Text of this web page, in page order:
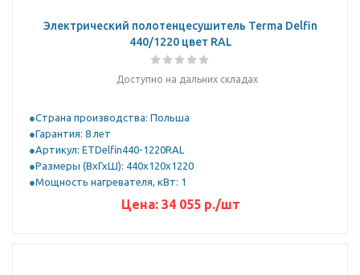
Электрический полотенцесушитель Terma Delfin
440/1220 цвет RAL
Доступно на дальних складах
Страна производства: Польша
Гарантия: 8 лет
Артикул: ETDelfin440-1220RAL
Размеры (ВхГхШ): 440x120x1220
Мощность нагревателя, кВт: 1
Цена: 34 055р./шт